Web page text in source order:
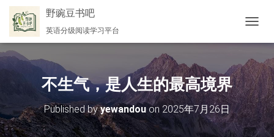
野豌豆书吧
英语分级阅读学习平台
换
航
不生气，是人生的最高境界
Published byyewandou on 2025年7月26日